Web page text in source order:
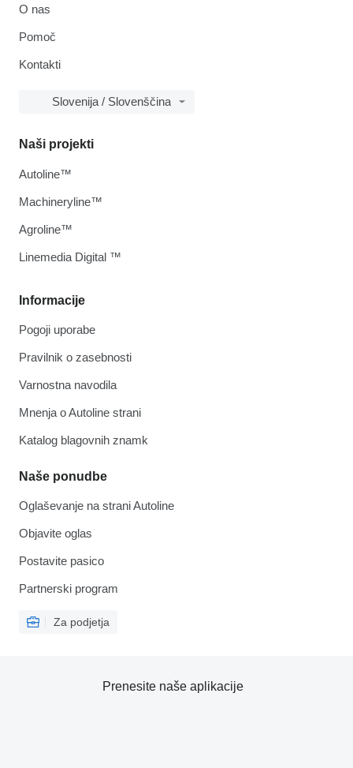
O nas
Pomoč
Kontakti
Slovenija / Slovenščina
Informacije
Pogoji uporabe
Pravilnik o zasebnosti
Varnostna navodila
Mnenja o Autoline strani
Katalog blagovnih znamk
Naše ponudbe
Oglaševanje na strani Autoline
Objavite oglas
Postavite pasico
Partnerski program
Za podjetja
Naši projekti
Autoline™
Machineryline™
Agroline™
Linemedia Digital ™
Prenesite naše aplikacije